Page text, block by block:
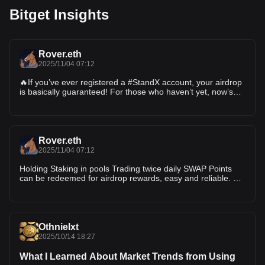
Bitget Insights
Rover.eth
2025/11/04 07:12
🔥If you’ve ever registered a #StandX account, your airdrop
is basically guaranteed! For those who haven’t yet, now’s
Rover.eth
2025/11/04 07:12
Holding Staking in pools Trading twice daily SWAP Points
can be redeemed for airdrop rewards, easy and reliable. 💪
Othnielxt
2025/10/14 18:27
What I Learned About Market Trends from Using